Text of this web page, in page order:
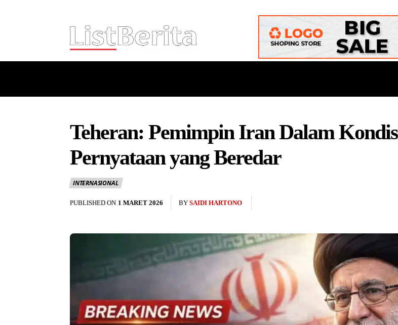
Teheran: Pemimpin Iran Dalam
Pernyataan yang Beredar
INTERNASIONAL
PUBLISHED ON 1 MARET 2026 BY SAIDI HARTONO